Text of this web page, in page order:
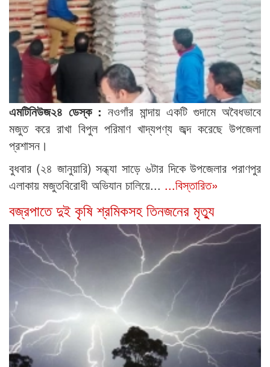
এমটিনিউজ২৪ ডেস্ক :নওগাঁর মান্দায় একটি গুদামে অবৈধভাবে
মজুত করে রাখা বিপুল পরিমাণ খাদ্যপণ্য জব্দ করেছে উপজেলা
প্রশাসন।
বুধবার (২৪ জানুয়ারি) সন্ধ্যা সাড়ে ৬টার দিকে উপজেলার পরাণপুর
এলাকায় মজুতবিরোধী অভিযান চালিয়ে... ...বিস্তারিত»
বজ্রপাতে দুই কৃষি শ্রমিকসহ তিনজনের মৃত্যু